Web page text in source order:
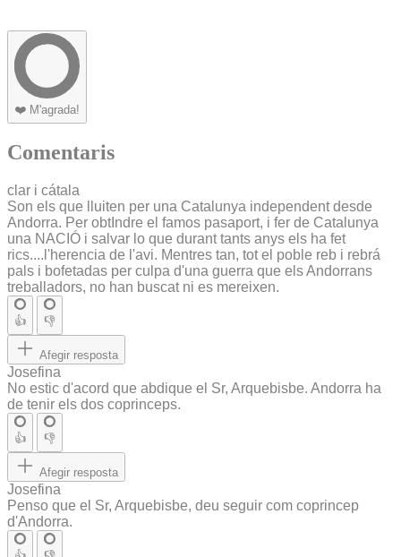
❤️ M'agrada!
Comentaris
clar i cátala
Son els que lluiten per una Catalunya independent desde
Andorra. Per obtIndre el famos pasaport, i fer de Catalunya
una NACIÓ i salvar lo que durant tants anys els ha fet
rics....l'herencia de l'avi. Mentres tan, tot el poble reb i rebrá
pals i bofetadas per culpa d'una guerra que els Andorrans
treballadors, no han buscat ni es mereixen.
👍 👎
Afegir resposta
Josefina
No estic d'acord que abdique el Sr, Arquebisbe. Andorra ha
de tenir els dos coprinceps.
👍 👎
Afegir resposta
Josefina
Penso que el Sr, Arquebisbe, deu seguir com coprincep
d'Andorra.